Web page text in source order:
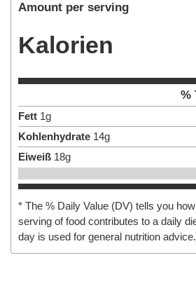
Amount per serving
Kalorien
%
Fett 1g
Kohlenhydrate 14g
Eiweiß 18g
* The % Daily Value (DV) tells you
serving of food contributes to a daily
day is used for general nutrition advice.